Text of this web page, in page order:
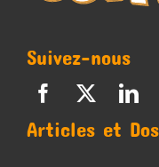
Suivez-nous
Articles et